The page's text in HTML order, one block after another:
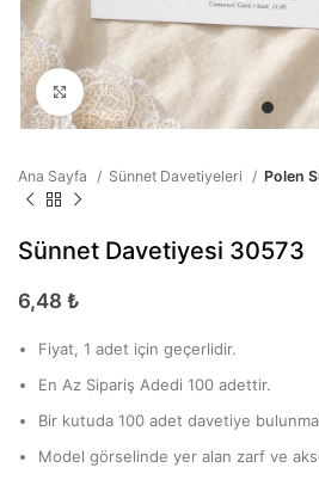
Büyütmek için tıklayın
Ana Sayfa Sünnet Davetiyeleri Polen
Sünnet Davetiyesi 30573
6,48 ₺
Fiyat, 1 adet için geçerlidir.
En Az Sipariş Adedi 100 adettir.
Bir kutuda 100 adet davetiye
Model görselinde yer alan zarf ve